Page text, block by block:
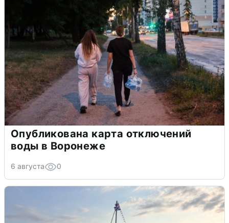
Опубликована карта отключений
воды в Воронеже
6 августа 0